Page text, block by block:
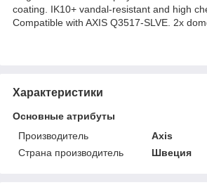
coating. IK10+ vandal-resistant and high
Compatible with AXIS Q3517-SLVE. 2x
Характеристики
Основные атрибуты
Производитель
Axis
Страна производитель
Швеция